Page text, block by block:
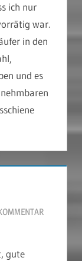
ich nur
war.
in den
und es
gute